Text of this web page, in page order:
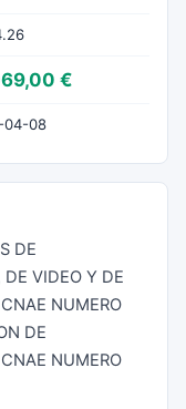
€
04-08
DE
VIDEO Y DE
NUMERO
DE
NUMERO